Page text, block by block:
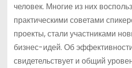
человек. Многие из них
практическими советами
проекты, стали участниками
бизнес-идей. Об
свидетельствует и общий